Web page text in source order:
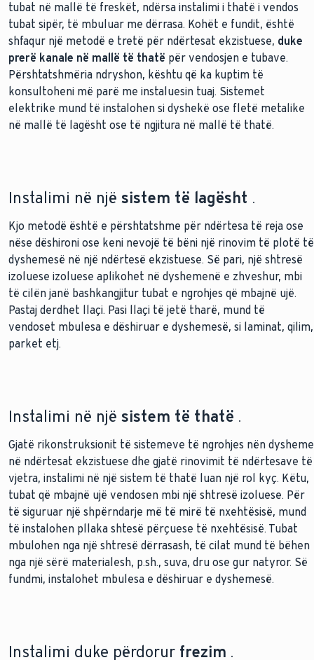
tubat në mallë të freskët, ndërsa instalimi i thatë i vendos
tubat sipër, të mbuluar me dërrasa. Kohët e fundit, është
shfaqur një metodë e tretë për ndërtesat ekzistuese, duke
prerë kanale në mallë të thatë për vendosjen e tubave.
Përshtatshmëria ndryshon, kështu që ka kuptim të
konsultoheni më parë me instaluesin tuaj. Sistemet
elektrike mund të instalohen si dyshekë ose fletë metalike
në mallë të lagësht ose të ngjitura në mallë të thatë.
Instalimi në një sistem të lagësht .
Kjo metodë është e përshtatshme për ndërtesa të reja ose
nëse dëshironi ose keni nevojë të bëni një rinovim të plotë të
dyshemesë në një ndërtesë ekzistuese. Së pari, një shtresë
izoluese izoluese aplikohet në dyshemenë e zhveshur, mbi
të cilën janë bashkangjitur tubat e ngrohjes që mbajnë ujë.
Pastaj derdhet llaçi. Pasi llaçi të jetë tharë, mund të
vendoset mbulesa e dëshiruar e dyshemesë, si laminat, qilim,
parket etj.
Instalimi në një sistem të thatë .
Gjatë rikonstruksionit të sistemeve të ngrohjes nën dysheme
në ndërtesat ekzistuese dhe gjatë rinovimit të ndërtesave të
vjetra, instalimi në një sistem të thatë luan një rol kyç. Këtu,
tubat që mbajnë ujë vendosen mbi një shtresë izoluese. Për
të siguruar një shpërndarje më të mirë të nxehtësisë, mund
të instalohen pllaka shtesë përçuese të nxehtësisë. Tubat
mbulohen nga një shtresë dërrasash, të cilat mund të bëhen
nga një sërë materialesh, p.sh., suva, dru ose gur natyror. Së
fundmi, instalohet mbulesa e dëshiruar e dyshemesë.
Instalimi duke përdorur frezim .